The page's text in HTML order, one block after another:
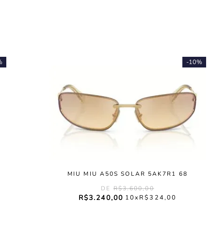
-10%
MIU MIU A50S SOLAR 5AK7R1 68
R$3.600,00
R$3.240,00 10 R$324,00